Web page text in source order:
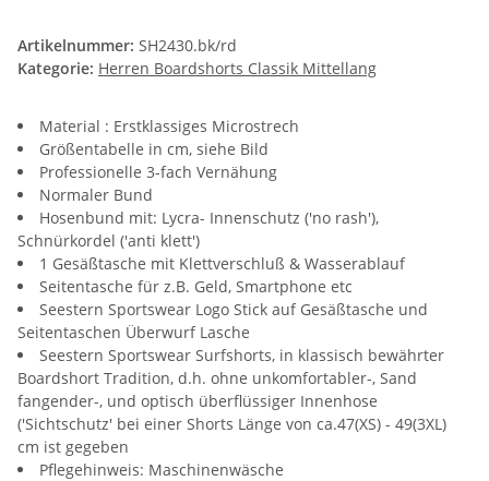
Artikelnummer: SH2430.bk/rd
Kategorie: Herren Boardshorts Classik Mittellang
Material : Erstklassiges Microstrech
Größentabelle in cm, siehe Bild
Professionelle 3-fach Vernähung
Normaler Bund
Hosenbund mit: Lycra- Innenschutz ('no rash'),
Schnürkordel ('anti klett')
1 Gesäßtasche mit Klettverschluß & Wasserablauf
Seitentasche für z.B. Geld, Smartphone etc
Seestern Sportswear Logo Stick auf Gesäßtasche und
Seitentaschen Überwurf Lasche
Seestern Sportswear Surfshorts, in klassisch bewährter
Boardshort Tradition, d.h. ohne unkomfortabler-, Sand
fangender-, und optisch überflüssiger Innenhose
('Sichtschutz' bei einer Shorts Länge von ca.47(XS) - 49(3XL)
cm ist gegeben
Pflegehinweis: Maschinenwäsche